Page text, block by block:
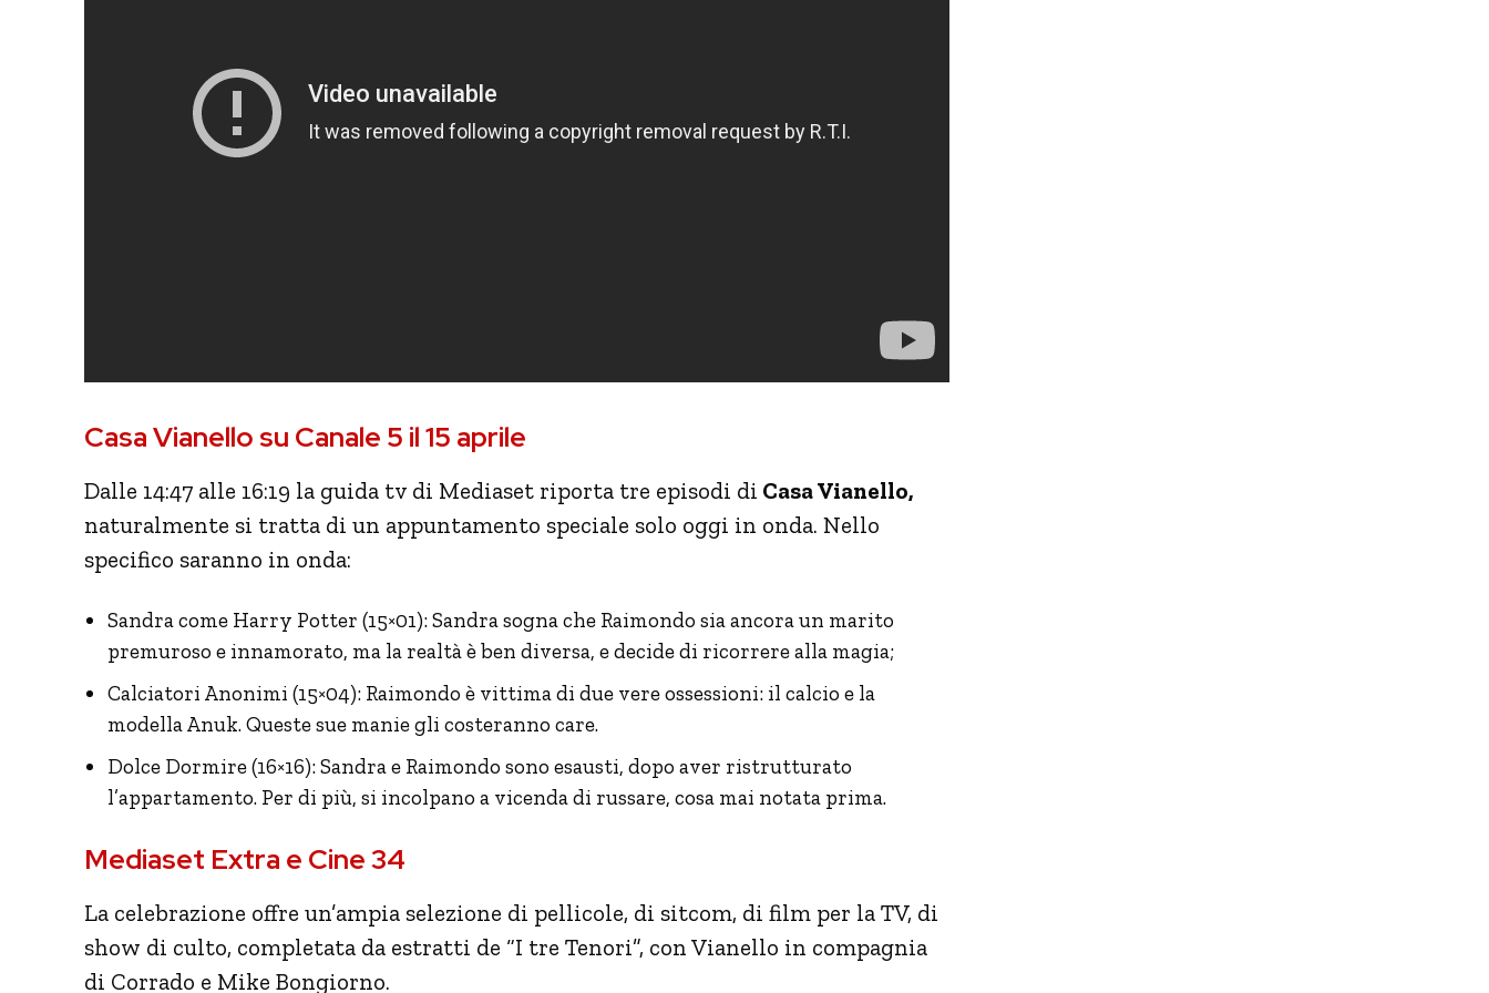
Casa Vianello su Canale 5 il 15 aprile
Dalle 14:47 alle 16:19 la guida tv di Mediaset riporta tre episodi di Casa Vianello,
naturalmente si tratta di un appuntamento speciale solo oggi in onda. Nello
specifico saranno in onda:
Sandra come Harry Potter (15×01): Sandra sogna che Raimondo sia ancora un marito
premuroso e innamorato, ma la realtà è ben diversa, e decide di ricorrere alla magia;
Calciatori Anonimi (15×04): Raimondo è vittima di due vere ossessioni: il calcio e la
modella Anuk. Queste sue manie gli costeranno care.
Dolce Dormire (16×16): Sandra e Raimondo sono esausti, dopo aver ristrutturato
l’appartamento. Per di più, si incolpano a vicenda di russare, cosa mai notata prima.
Mediaset Extra e Cine 34
La celebrazione offre un’ampia selezione di pellicole, di sitcom, di film per la TV, di
show di culto, completata da estratti de “I tre Tenori”, con Vianello in compagnia
di Corrado e Mike Bongiorno.